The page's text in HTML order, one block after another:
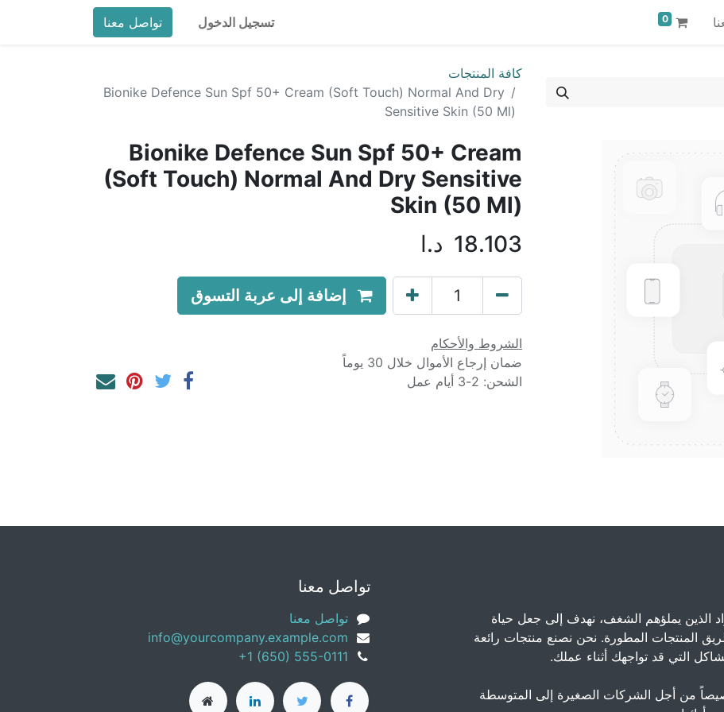
0 تسجيل الدخول تواصل معنا
كافة المنتجات
Bionike Defence Sun Spf 50+ Cream (Soft Touch) Normal And Dry
Sensitive Skin (50 Ml)
Bionike Defence Sun Spf 50+ Cream
(Soft Touch) Normal And Dry Sensitive
Skin (50 Ml)
18.103 د.ا
إضافة إلى عربة التسوق
الشروط والأحكام
ضمان إرجاع الأموال خلال 30 يوماً
الشحن: 2-3 أيام عمل
الذين يملؤهم الشغف، نهدف إلى جعل حياة
المنتجات المطورة. نحن نصنع منتجات رائعة
التي قد تواجهك أثناء عملك.
من أجل الشركات الصغيرة إلى المتوسطة
تواصل معنا
تواصل معنا
info@yourcompany.example.com
+1 (650) 555-0111